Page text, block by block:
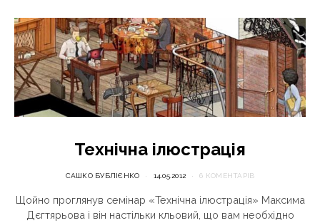
Технічна ілюстрація
САШКО БУБЛІЄНКО 14.05.2012 6 КОМЕНТАРІВ
Щойно проглянув семінар «Технічна ілюстрація» Максима
Дєгтярьова і він настільки кльовий, що вам необхідно